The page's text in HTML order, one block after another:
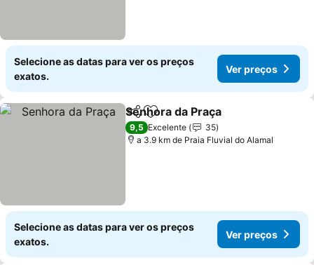
Selecione as datas para ver os preços
exatos.
Ver preços
PartilharAdicionar aos favoritos
Senhora da Praça
9,5 Excelente
35
a 3.9 km de Praia Fluvial do Alamal
Selecione as datas para ver os preços
exatos.
Ver preços